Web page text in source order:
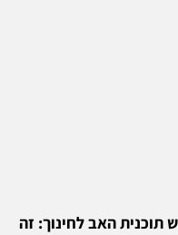
תוכנית האב לחינוך: זה